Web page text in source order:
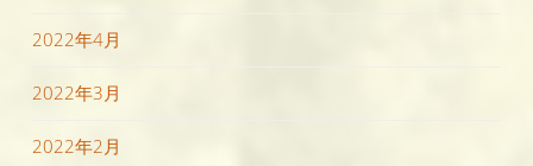
2022年4月
2022年3月
2022年2月